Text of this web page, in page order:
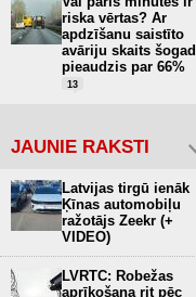
riska vērtas? Ar
apdzīšanu saistīto
avāriju skaits šogad
pieaudzis par 66%
13
JAUNIE RAKSTI
Latvijas tirgū ienāk
Ķīnas automobiļu
ražotājs Zeekr (+
VIDEO)
LVRTC: Robežas
aprīkošana rit pēc